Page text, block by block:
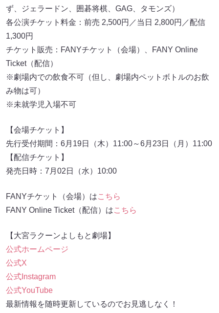
ず、ジェラードン、囲碁将棋、GAG、タモンズ）
各公演チケット料金：前売 2,500円／当日 2,800円／配信
1,300円
チケット販売：FANYチケット（会場）、FANY Online
Ticket（配信）
※劇場内での飲食不可（但し、劇場内ペットボトルのお飲
み物は可）
※未就学児入場不可
【会場チケット】
先行受付期間：6月19日（木）11:00～6月23日（月）11:00
【配信チケット】
発売日時：7月02日（水）10:00
FANYチケット（会場）はこちら
FANY Online Ticket（配信）はこちら
【大宮ラクーンよしもと劇場】
公式ホームページ
公式X
公式Instagram
公式YouTube
最新情報を随時更新しているのでお見逃しなく！